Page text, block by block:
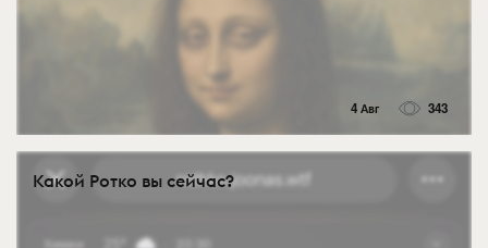
4 Авг 343
Какой Ротко вы сейчас?